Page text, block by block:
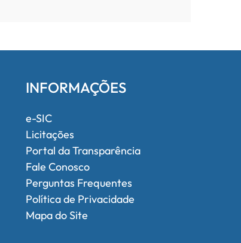
INFORMAÇÕES
e-SIC
Licitações
Portal da Transparência
Fale Conosco
Perguntas Frequentes
Política de Privacidade
Mapa do Site